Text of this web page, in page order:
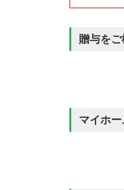
贈与を
マイホ